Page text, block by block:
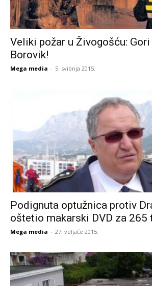
Veliki požar u Živogošću:
Borovik!
Mega media - 5. svibnja 2015.
Podignuta optužnica protiv
oštetio makarski DVD za 265
Mega media - 27. veljače 2015.